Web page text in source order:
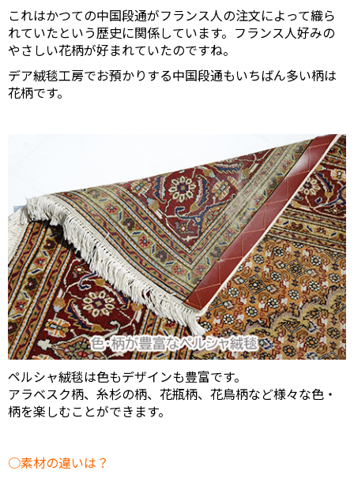
これはかつての中国段通がフランス人の注文によって織ら
れていたという歴史に関係しています。フランス人好みの
やさしい花柄が好まれていたのですね。
デア絨毯工房でお預かりする中国段通もいちばん多い柄は
花柄です。
ペルシャ絨毯は色もデザインも豊富です。
アラベスク柄、糸杉の柄、花瓶柄、花鳥柄など様々な色・
柄を楽しむことができます。
素材の違いは？